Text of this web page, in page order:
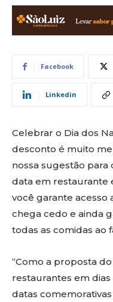
Facebook
Linkedin
Celebrar o Dia dos
desconto é muito
nossa sugestão
data em restaurante
você garante acesso
chega cedo e ainda
todas as comidas ao
“Como a proposta
restaurantes em dias
datas